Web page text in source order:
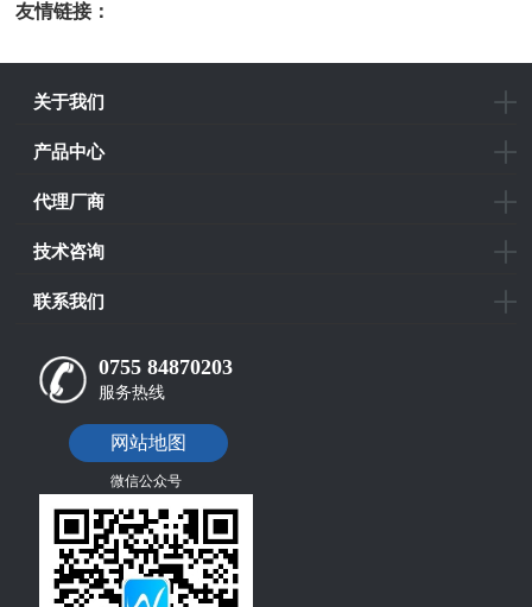
友情链接：
关于我们
产品中心
代理厂商
技术咨询
联系我们
0755 84870203
服务热线
网站地图
微信公众号